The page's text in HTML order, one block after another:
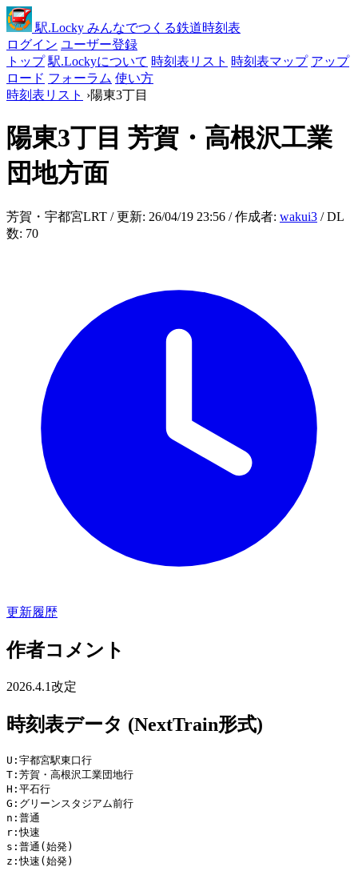
駅.Locky みんなでつくる鉄道時刻表
ログイン ユーザー登録
トップ 駅.Lockyについて 時刻表リスト 時刻表マップ アップ
ロード フォーラム 使い方
時刻表リスト ›陽東3丁目
陽東3丁目 芳賀・高根沢工業
団地方面
芳賀・宇都宮LRT / 更新: 26/04/19 23:56 / 作成者: wakui3 / DL
数: 70
更新履歴
作者コメント
2026.4.1改定
時刻表データ (NextTrain形式)
U:宇都宮駅東口行
T:芳賀・高根沢工業団地行
H:平石行
G:グリーンスタジアム前行
n:普通
r:快速
s:普通(始発)
z:快速(始発)